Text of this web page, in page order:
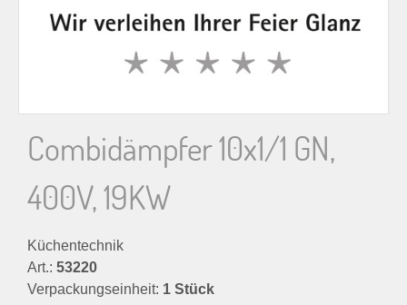
h
Combidämpfer 10x1/1 GN,
400V, 19KW
Küchentechnik
Art.: 53220
Verpackungseinheit: 1 Stück